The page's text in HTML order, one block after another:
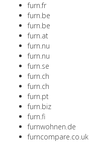
furn.fr
furn.be
furn.be
furn.at
furn.nu
furn.nu
furn.se
furn.ch
furn.ch
furn.pt
furn.biz
furn.fi
furnwohnen.de
furncompare.co.uk